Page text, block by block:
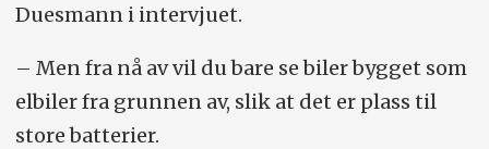
Duesmann i intervjuet.
– Men fra nå av vil du bare se biler bygget som
elbiler fra grunnen av, slik at det er plass til
store batterier.